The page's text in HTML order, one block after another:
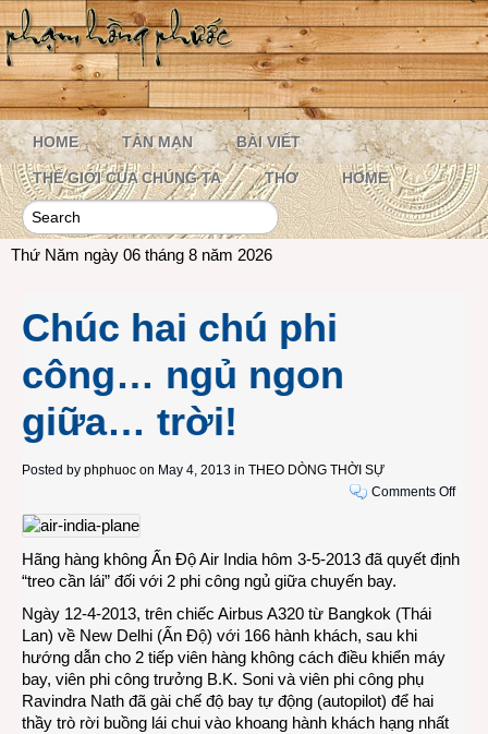
HOME TẢN MẠN BÀI VIẾT
THẾ GIỚI CỦA CHÚNG TA THƠ HOME
Thứ Năm ngày 06 tháng 8 năm 2026
Chúc hai chú phi
công… ngủ ngon
giữa… trời!
Posted by phphuoc on May 4, 2013 in THEO DÒNG THỜI SỰ
Comments Offon
chú
Hãng hàng không Ấn Độ Air India hôm 3-5-2013 đã quyết định
“treo cần lái” đối với 2 phi công ngủ giữa chuyến bay.
Ngày 12-4-2013, trên chiếc Airbus A320 từ Bangkok (Thái
Lan) về New Delhi (Ấn Độ) với 166 hành khách, sau khi
hướng dẫn cho 2 tiếp viên hàng không cách điều khiển máy
bay, viên phi công trưởng B.K. Soni và viên phi công phụ
Ravindra Nath đã gài chế độ bay tự động (autopilot) để hai
thầy trò rời buồng lái chui vào khoang hành khách hạng nhất